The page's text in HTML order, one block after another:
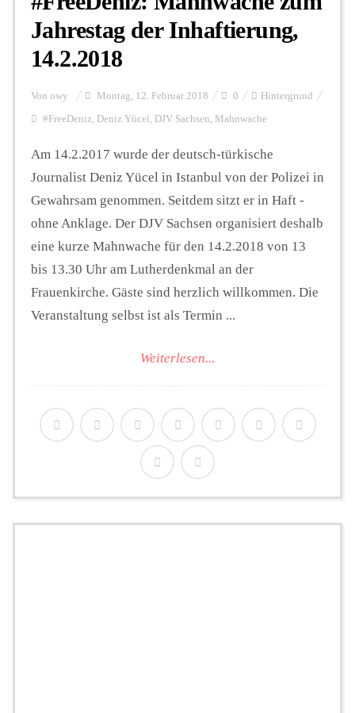
Jahrestag der Inhaftierung,
14.2.2018
Von owy Montag, 12. Februar 2018 0 Hintergrund
#FreeDeniz, Deniz Yücel, DJV Sachsen, Mahnwache
Am 14.2.2017 wurde der deutsch-türkische
Journalist Deniz Yücel in Istanbul von der Polizei in
Gewahrsam genommen. Seitdem sitzt er in Haft -
ohne Anklage. Der DJV Sachsen organisiert deshalb
eine kurze Mahnwache für den 14.2.2018 von 13
bis 13.30 Uhr am Lutherdenkmal an der
Frauenkirche. Gäste sind herzlich willkommen. Die
Veranstaltung selbst ist als Termin ...
Weiterlesen...